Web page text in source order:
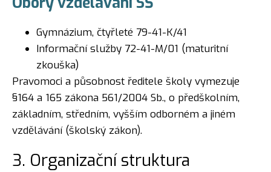
Gymnázium, čtyřleté 79-41-K/41
Informační služby 72-41-M/01 (maturitní
zkouška)
Pravomoci a působnost ředitele školy vymezuje
§164 a 165 zákona 561/2004 Sb., o předškolním,
základním, středním, vyšším odborném a jiném
vzdělávání (školský zákon).
3. Organizační struktura